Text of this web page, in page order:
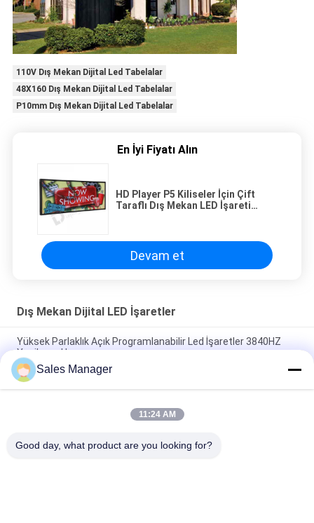
110V Dış Mekan Dijital Led Tabelalar
48X160 Dış Mekan Dijital Led Tabelalar
P10mm Dış Mekan Dijital Led Tabelalar
En İyi Fiyatı Alın
HD Player P5 Kiliseler İçin Çift
Taraflı Dış Mekan LED İşareti
Devam et
Dış Mekan Dijital LED İşaretler
Yüksek Parlaklık Açık Programlanabilir Led İşaretler 3840HZ
Yenileme Hızı
P6 Video Ekranı SMD3535 Alüminyum Kasalı Dış Mekan Dijital
LED İşaretleri
5000mcd Parlaklık ile Yüksek Çözünürlüklü P3mm
Sales Manager
11:24 AM
Good day, what product are you looking for?